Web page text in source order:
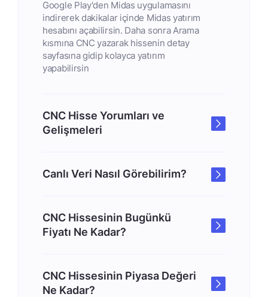
Google Play'den Midas uygulamasını
indirerek dakikalar içinde Midas yatırım
hesabını açabilirsin. Daha sonra Arama
kısmına CNC yazarak hissenin detay
sayfasına gidip kolayca yatırım
yapabilirsin
CNC Hisse Yorumları ve
Gelişmeleri
Canlı Veri Nasıl Görebilirim?
CNC Hissesinin Bugünkü
Fiyatı Ne Kadar?
CNC Hissesinin Piyasa Değeri
Ne Kadar?